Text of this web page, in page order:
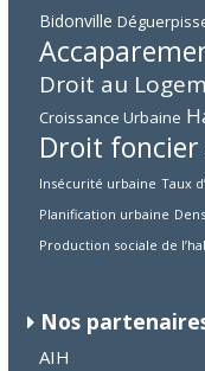
Bidonville
Droit au
Croissance Urbaine
Droit foncier
Insécurité urbaine Taux
Planification urbaine
Production sociale de
Nos
AIH